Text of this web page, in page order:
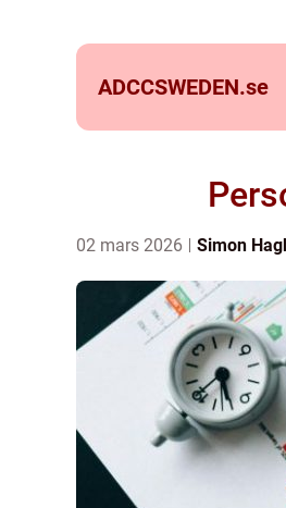
ADCCSWEDEN.se
02 mars 2026 Simon